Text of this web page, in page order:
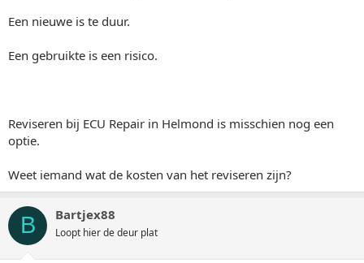
Een nieuwe is te duur.
Een gebruikte is een risico.
Reviseren bij ECU Repair in Helmond is misschien nog een
optie.
Weet iemand wat de kosten van het reviseren zijn?
B Bartjex88
Loopt hier de deur plat